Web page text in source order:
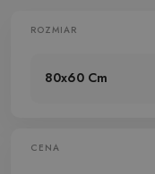
ROZMIAR
80x60 Cm
CENA